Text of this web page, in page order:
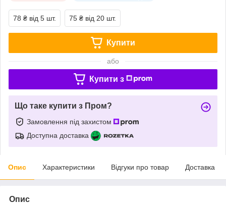
78 ₴ від 5 шт. 75 ₴ від 20 шт.
Купити
або
Купити з
Що таке купити з Пром?
Замовлення під захистом
Доступна доставка
Опис Характеристики Відгуки про товар Доставка
Опис